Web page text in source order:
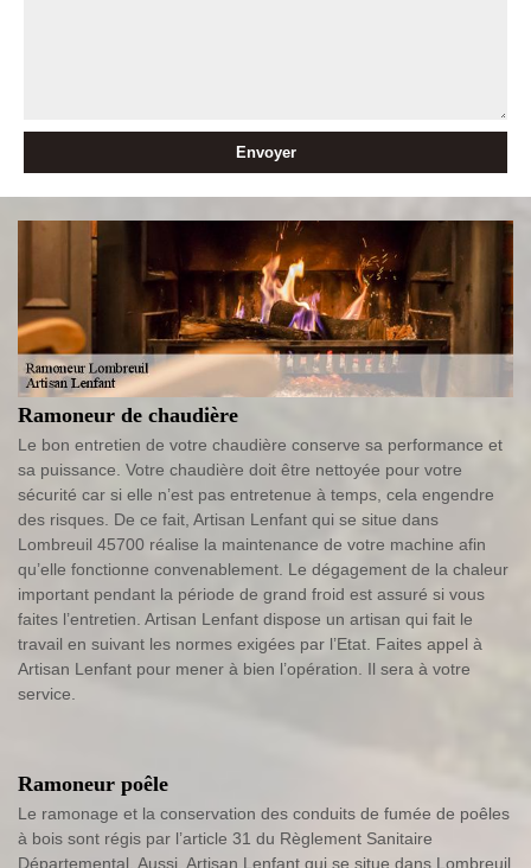
Ramoneur de chaudière
Le bon entretien de votre chaudière conserve sa performance et
sa puissance. Votre chaudière doit être nettoyée pour votre
sécurité car si elle n’est pas entretenue à temps, cela engendre
des risques. De ce fait, Artisan Lenfant qui se situe dans
Lombreuil 45700 réalise la maintenance de votre machine afin
qu’elle fonctionne convenablement. Le dégagement de la chaleur
important pendant la période de grand froid est assuré si vous
faites l’entretien. Artisan Lenfant dispose un artisan qui fait le
travail en suivant les normes exigées par l’Etat. Faites appel à
Artisan Lenfant pour mener à bien l’opération. Il sera à votre
service.
Ramoneur poêle
Le ramonage et la conservation des conduits de fumée de poêles
à bois sont régis par l’article 31 du Règlement Sanitaire
Départemental. Aussi, Artisan Lenfant qui se situe dans Lombreuil